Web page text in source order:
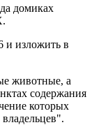
домиках
и изложить в
животные, а
содержания
которых